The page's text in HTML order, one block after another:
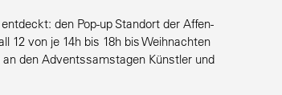
den Pop-up Standort der Affen­
12 von je 14h bis 18h bis Weihnachten
den Advents­sams­tagen Künstler und